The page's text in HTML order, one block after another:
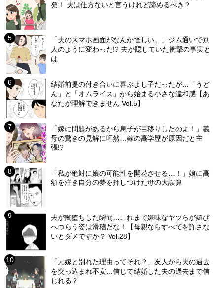
発！ 夫は仕方ないと言うけれど諦めるべき？
「夫のスマホ画面がなんか怪しい…」ジム通いで別
人のように変わった!? 夫が隠していた衝撃の事実と
は
結婚前提の付き合いに喜ぶよし子だったが…「うど
ん」と「オムライス」から始まる小さな違和感【あ
なたが理解できません Vol.5】
「嫁に問題があるから息子が目移りしたのよ！」義
母の驚きの見解に唖然…嫁の高学歴が原因だと主
張!?
「私が絶対に娘の可能性を開花させる…！」娘に高
額を注ぎ自分の夢を押しつけた母の大誤算
夫が闇堕ちした瞬間…これまで嫌味なヤツらが媚び
へつらう姿は滑稽だな！【母親ならすべてを許さな
いとダメですか？ Vol.28】
「元嫁と別れた理由ってそれ？」友人から夫の過去
を突っ込まれ不安…信じて結婚した夫の過去まで信
じれる？